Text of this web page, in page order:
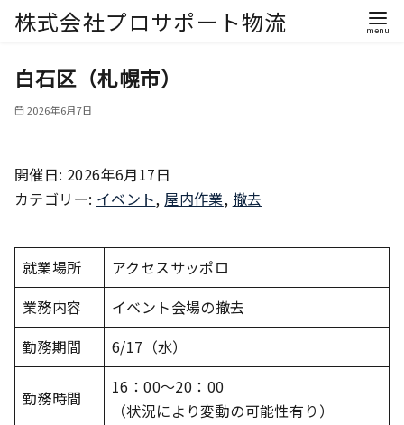
株式会社プロサポート物流
白石区（札幌市）
2026年6月7日
開催日: 2026年6月17日
カテゴリー: イベント, 屋内作業, 撤去
就業場所
アクセスサッポロ
業務内容
イベント会場の撤去
勤務期間
6/17（水）
勤務時間
16：00～20：00
（状況により変動の可能性有り）